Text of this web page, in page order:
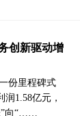
创新驱动增
份里程碑式
1.58亿元，
”向“……